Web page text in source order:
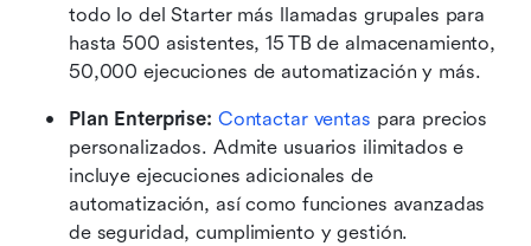
todo lo del Starter más llamadas grupales para
hasta 500 asistentes, 15 TB de almacenamiento,
50,000 ejecuciones de automatización y más.
Plan Enterprise: Contactar ventas para precios
personalizados. Admite usuarios ilimitados e
incluye ejecuciones adicionales de
automatización, así como funciones avanzadas
de seguridad, cumplimiento y gestión.